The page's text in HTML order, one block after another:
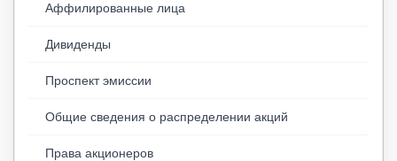
Аффилированные лица
Дивиденды
Проспект эмиссии
Общие сведения о распределении акций
Права акционеров